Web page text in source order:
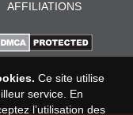
AFFILIATIONS
Ce site utilise
service. En
l’utilisation des